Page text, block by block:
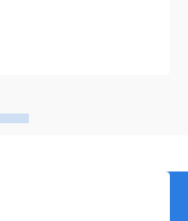
Avec la